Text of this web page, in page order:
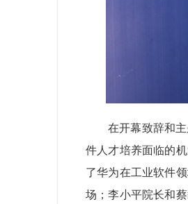
在开幕致辞和
件人才培养面临的
了华为在工业软件
场；李小平院长和